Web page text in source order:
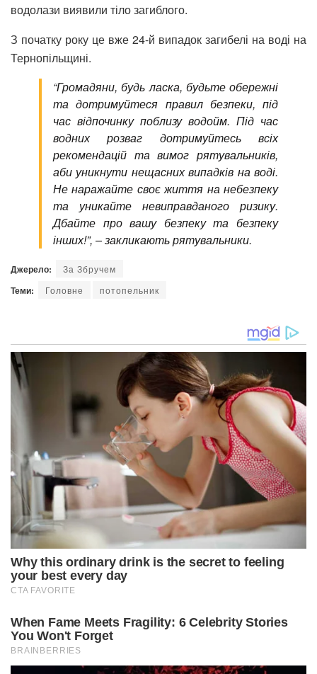
водолази виявили тіло загиблого.
З початку року це вже 24-й випадок загибелі на воді на
Тернопільщині.
“Громадяни, будь ласка, будьте обережні
та дотримуйтеся правил безпеки, під
час відпочинку поблизу водойм. Під час
водних розваг дотримуйтесь всіх
рекомендацій та вимог рятувальників,
аби уникнути нещасних випадків на воді.
Не наражайте своє життя на небезпеку
та уникайте невиправданого ризику.
Дбайте про вашу безпеку та безпеку
інших!”, – закликають рятувальники.
Джерело: За Збручем
Теми: Головне потопельник